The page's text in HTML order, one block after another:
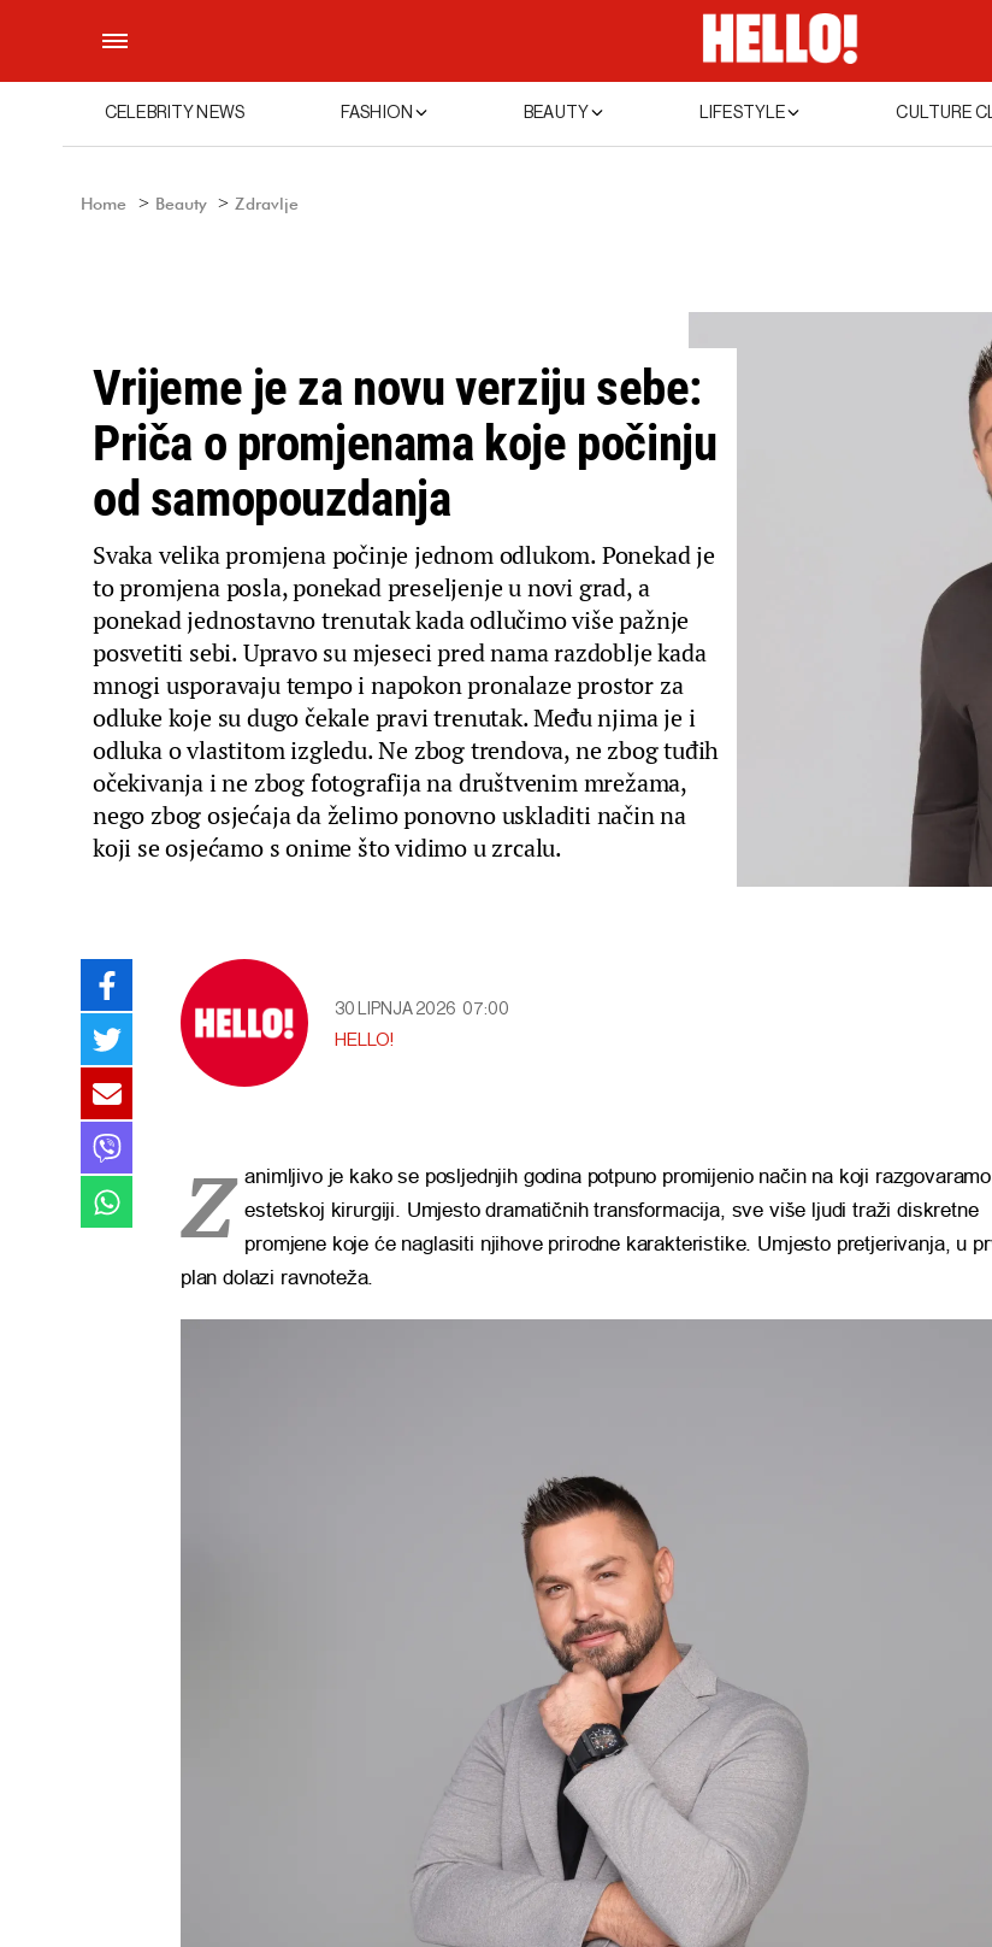
CELEBRITY NEWS FASHION BEAUTY LIFESTYLE CULTURE
Home Beauty Zdravlje
Vrijeme je za novu verziju sebe:
Priča o promjenama koje počinju
od samopouzdanja
Svaka velika promjena počinje jednom odlukom. Ponekad je
to promjena posla, ponekad preseljenje u novi grad, a
ponekad jednostavno trenutak kada odlučimo više pažnje
posvetiti sebi. Upravo su mjeseci pred nama razdoblje kada
mnogi usporavaju tempo i napokon pronalaze prostor za
odluke koje su dugo čekale pravi trenutak. Među njima je i
odluka o vlastitom izgledu. Ne zbog trendova, ne zbog tuđih
očekivanja i ne zbog fotografija na društvenim mrežama,
nego zbog osjećaja da želimo ponovno uskladiti način na
koji se osjećamo s onime što vidimo u zrcalu.
30 LIPNJA 2026 07:00
HELLO!
Z animljivo je kako se posljednjih godina potpuno promijenio način na koji
estetskoj kirurgiji. Umjesto dramatičnih transformacija, sve više ljudi traži diskretne
promjene koje će naglasiti njihove prirodne karakteristike. Umjesto pretjerivanja, u
plan dolazi ravnoteža.